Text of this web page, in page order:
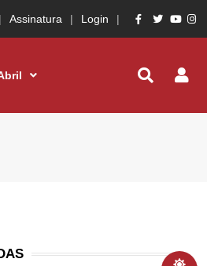
Assinatura Login